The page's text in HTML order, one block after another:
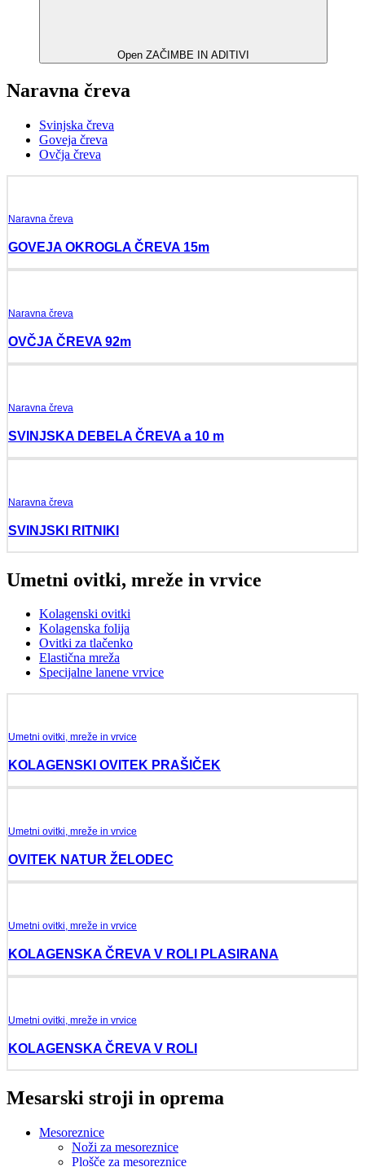
Open ZAČIMBE IN ADITIVI
Naravna čreva
Svinjska čreva
Goveja čreva
Ovčja čreva
Naravna čreva
GOVEJA OKROGLA ČREVA 15m
Naravna čreva
OVČJA ČREVA 92m
Naravna čreva
SVINJSKA DEBELA ČREVA a 10 m
Naravna čreva
SVINJSKI RITNIKI
Umetni ovitki, mreže in vrvice
Kolagenski ovitki
Kolagenska folija
Ovitki za tlačenko
Elastična mreža
Specijalne lanene vrvice
Umetni ovitki, mreže in vrvice
KOLAGENSKI OVITEK PRAŠIČEK
Umetni ovitki, mreže in vrvice
OVITEK NATUR ŽELODEC
Umetni ovitki, mreže in vrvice
KOLAGENSKA ČREVA V ROLI PLASIRANA
Umetni ovitki, mreže in vrvice
KOLAGENSKA ČREVA V ROLI
Mesarski stroji in oprema
Mesoreznice
Noži za mesoreznice
Plošče za mesoreznice